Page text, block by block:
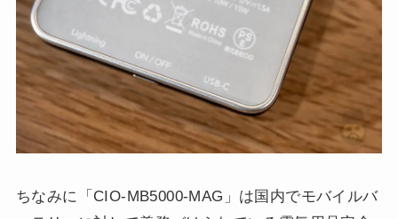
ちなみに「CIO-MB5000-MAG」は国内でモバイルバ